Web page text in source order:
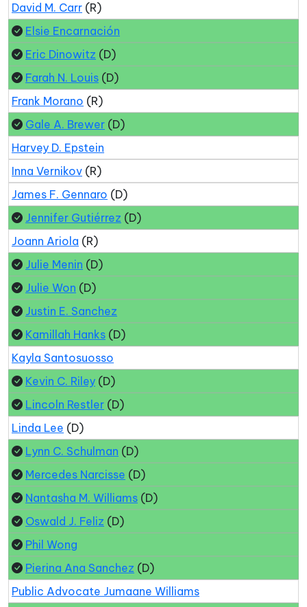
David M. Carr (R)
Elsie Encarnación
Eric Dinowitz (D)
Farah N. Louis (D)
Frank Morano (R)
Gale A. Brewer (D)
Harvey D. Epstein
Inna Vernikov (R)
James F. Gennaro (D)
Jennifer Gutiérrez (D)
Joann Ariola (R)
Julie Menin (D)
Julie Won (D)
Justin E. Sanchez
Kamillah Hanks (D)
Kayla Santosuosso
Kevin C. Riley (D)
Lincoln Restler (D)
Linda Lee (D)
Lynn C. Schulman (D)
Mercedes Narcisse (D)
Nantasha M. Williams (D)
Oswald J. Feliz (D)
Phil Wong
Pierina Ana Sanchez (D)
Public Advocate Jumaane Williams